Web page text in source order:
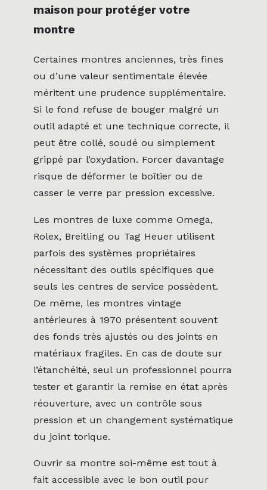
maison pour protéger votre
montre
Certaines montres anciennes, très fines
ou d’une valeur sentimentale élevée
méritent une prudence supplémentaire.
Si le fond refuse de bouger malgré un
outil adapté et une technique correcte, il
peut être collé, soudé ou simplement
grippé par l’oxydation. Forcer davantage
risque de déformer le boîtier ou de
casser le verre par pression excessive.
Les montres de luxe comme Omega,
Rolex, Breitling ou Tag Heuer utilisent
parfois des systèmes propriétaires
nécessitant des outils spécifiques que
seuls les centres de service possèdent.
De même, les montres vintage
antérieures à 1970 présentent souvent
des fonds très ajustés ou des joints en
matériaux fragiles. En cas de doute sur
l’étanchéité, seul un professionnel pourra
tester et garantir la remise en état après
réouverture, avec un contrôle sous
pression et un changement systématique
du joint torique.
Ouvrir sa montre soi-même est tout à
fait accessible avec le bon outil pour